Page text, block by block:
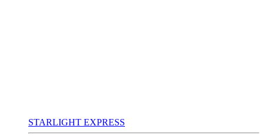
STARLIGHT EXPRESS